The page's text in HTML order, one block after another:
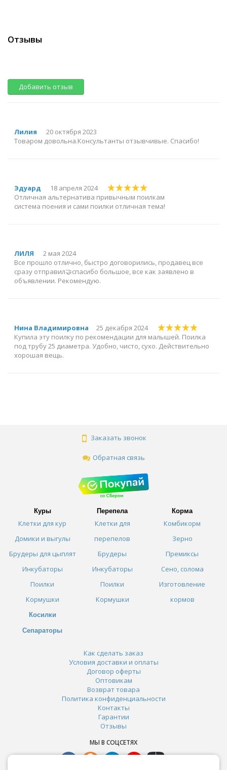
Отзывы
Добавить отзыв
Лилия
20 октября 2023
Товаром довольна.Консультанты отзывчивые. Спасибо!
Эдуард
18 апреля 2024
Отличная альтернатива привычным поилкам
система поения и сами поилки отличная тема!
ЛИЛЯ
2 мая 2024
Все прошло отлично, быстро договорились, продавец все
сразу отправил🤝спасибо большое, все как заявлено в
объявлении. Рекомендую.
Нина Владимировна
25 декабря 2024
Купила эту поилку по рекомендации для малышей. Поилка
под трубу 25 диаметра. Удобно, чисто, сухо. Действительно
хорошая вещь.
Заказать звонок
Обратная связь
Куры
Клетки для кур
Домики и выгулы
Брудеры для цыплят
Инкубаторы
Поилки
Кормушки
Косилки
Сепараторы
Перепела
Клетки для
перепелов
Брудеры
Инкубаторы
Поилки
Кормушки
Корма
Комбикорм
Зерно
Премиксы
Сено, солома
Изготовление
кормов
Как сделать заказ
Условия доставки и оплаты
Договор оферты
Оптовикам
Возврат товара
Политика конфиденциальности
Контакты
Гарантии
Отзывы
МЫ В СОЦСЕТЯХ